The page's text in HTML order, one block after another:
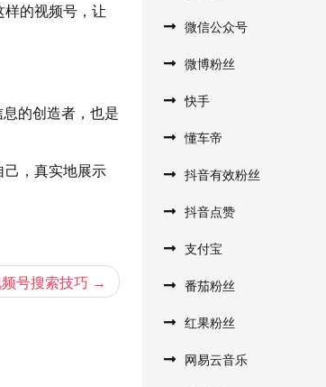
的视频号，让
的创造者，也是
己，真实地展示
号搜索技巧
微信公众号
微博粉丝
快手
懂车帝
抖音有效粉丝
抖音点赞
支付宝
番茄粉丝
红果粉丝
网易云音乐